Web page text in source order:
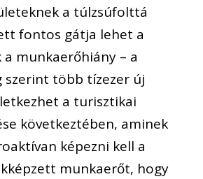
a túlzsúfolttá
fontos gátja lehet a
a munkaerőhiány – a
szerint több tízezer új
a turisztikai
következtében, aminek
képezni kell a
munkaerőt, hogy